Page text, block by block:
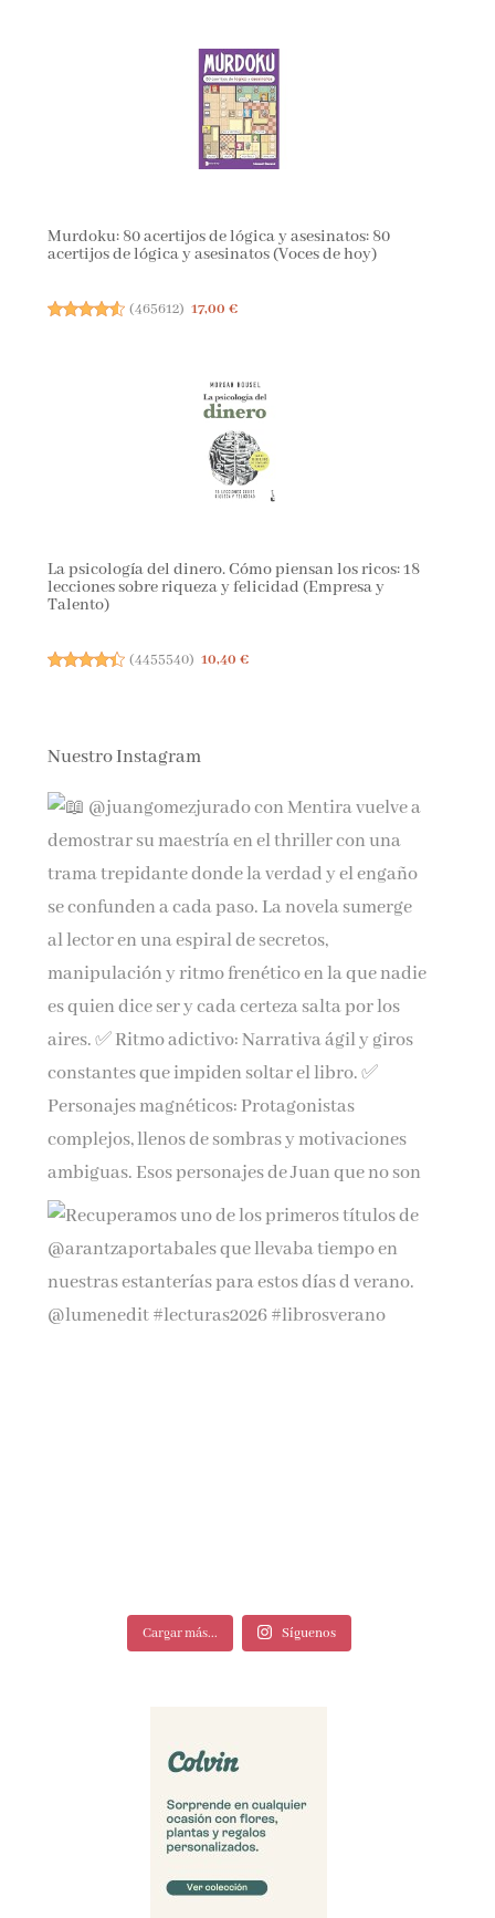
Murdoku: 80 acertijos de lógica y asesinatos: 80
acertijos de lógica y asesinatos (Voces de hoy)
(465612) 17,00 €
La psicología del dinero. Cómo piensan los ricos: 18
lecciones sobre riqueza y felicidad (Empresa y
Talento)
(4455540) 10,40 €
Nuestro Instagram